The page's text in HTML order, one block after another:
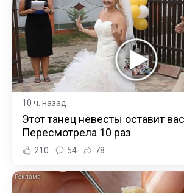
10 ч. назад
Этот танец невесты оставит
Пересмотрела 10 раз
210 54 78